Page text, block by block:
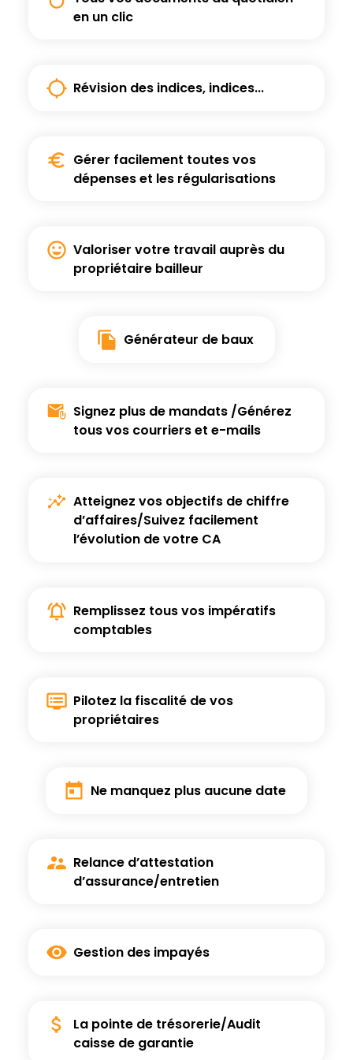
en un clic
Révision des indices, indices...
Gérer facilement toutes vos
dépenseset les régularisations
Valoriser votre travail auprès du
propriétaire bailleur
Générateur de baux
Signez plus de mandats /Générez
tous vos courriers et e-mails
Atteignez vos objectifs de chiffre
d’affaires/Suivez facilement
l’évolution de votre CA
Remplissez tous vos impératifs
comptables
Pilotez la fiscalité devos
propriétaires
Ne manquez plus aucune date
Relance d’attestation
d’assurance/entretien
Gestion des impayés
La pointe de trésorerie/Audit
caisse de garantie